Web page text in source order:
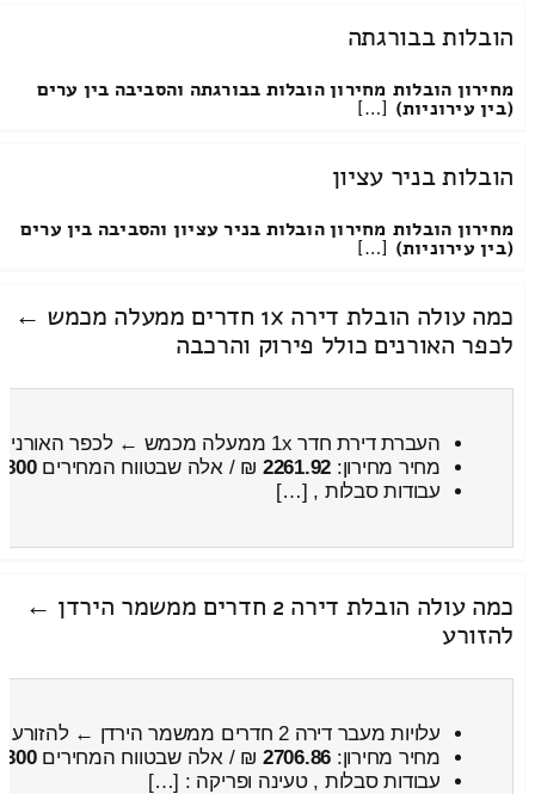
הובלות בבורגתה
מחירון הובלות מחירון הובלות בבורגתה והסביבה בין ערים
(בין עירוניות) […]
הובלות בניר עציון
מחירון הובלות מחירון הובלות בניר עציון והסביבה בין ערים
(בין עירוניות) […]
כמה עולה הובלת דירה 1x חדרים ממעלה מכמש ←
לכפר האורנים כולל פירוק והרכבה
העברת דירת חדר 1x ממעלה מכמש ← לכפר האורנים
מחיר מחירון: 2261.92 ₪ / אלה שבטווח המחירים
עבודות סבלות , […]
כמה עולה הובלת דירה 2 חדרים ממשמר הירדן ←
להזורע
עלויות מעבר דירה 2 חדרים ממשמר הירדן ← להזורע
מחיר מחירון: 2706.86 ₪ / אלה שבטווח המחירים
עבודות סבלות , טעינה ופריקה : […]